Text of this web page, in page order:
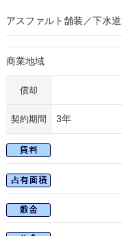
アスファルト舗装／下水
商業地域
償却
契約期間 3年